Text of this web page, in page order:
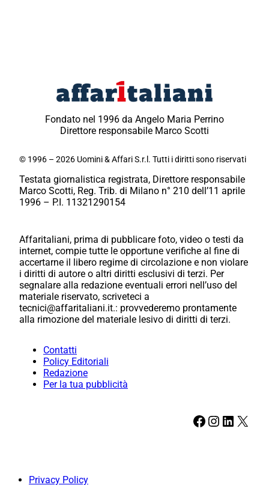
Fondato nel 1996 da Angelo Maria Perrino
Direttore responsabile Marco Scotti
© 1996 – 2026 Uomini & Affari S.r.l. Tutti i diritti sono riservati
Testata giornalistica registrata, Direttore responsabile
Marco Scotti, Reg. Trib. di Milano n° 210 dell’11 aprile
1996 – P.I. 11321290154
Affaritaliani, prima di pubblicare foto, video o testi da
internet, compie tutte le opportune verifiche al fine di
accertarne il libero regime di circolazione e non violare
i diritti di autore o altri diritti esclusivi di terzi. Per
segnalare alla redazione eventuali errori nell’uso del
materiale riservato, scriveteci a
tecnici@affaritaliani.it.: provvederemo prontamente
alla rimozione del materiale lesivo di diritti di terzi.
Contatti
Policy Editoriali
Redazione
Per la tua pubblicità
Facebook Instagram LinkedIn X
Privacy Policy